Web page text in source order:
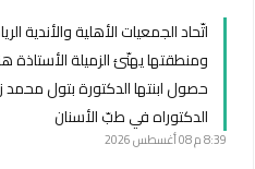
اتّحاد الجمعيات الأهلية والأندية
ومنطقتها يهنّئ الزميلة
حصول ابنتها الدكتورة بتول
الدكتوراه في طبّ الأسنان
8:39 م 08 أغسطس 2026